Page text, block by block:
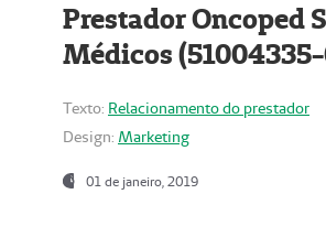
Prestador Oncoped
Médicos
Texto: Relacionamento do prestador
Design: Marketing
01 de janeiro, 2019